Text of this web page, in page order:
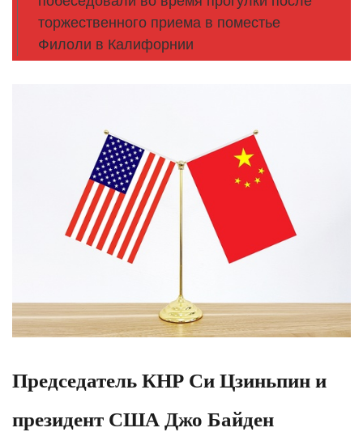
торжественного приема в поместье
Филоли в Калифорнии
Председатель КНР Си Цзиньпин и
президент США Джо Байден